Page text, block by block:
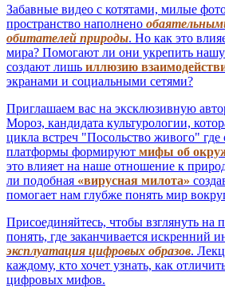
Забавные видео с котятами, милые
пространство наполнено
обитателей природы. Но как это
мира? Помогают ли они укрепить нашу
создают лишь иллюзию
экранами и социальными сетями?
Приглашаем вас на эксклюзивную
Мороз, кандидата культурологии,
цикла встреч "Посольство живого" где
платформы формируют мифы об
это влияет на наше отношение к
ли подобная «вирусная милота»
помогает нам глубже понять мир
Присоединяйтесь, чтобы взглянуть на
понять, где заканчивается искренний
эксплуатация цифровых образов.
каждому, кто хочет узнать, как
цифровых мифов.